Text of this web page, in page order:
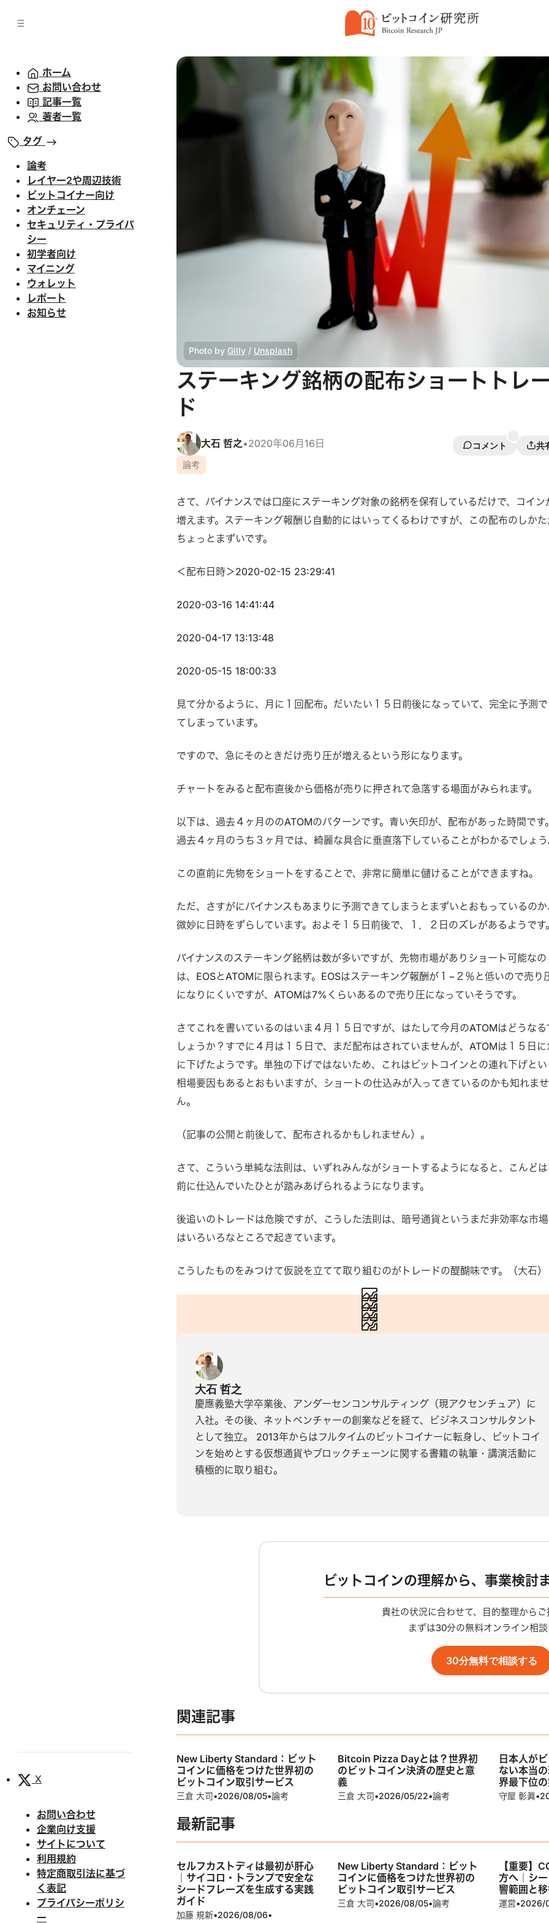
ホーム
お問い合わせ
記事一覧
著者一覧
タグ
論考
レイヤー2や周辺技術
ビットコイナー向け
オンチェーン
セキュリティ・プライバ
シー
初学者向け
マイニング
ウォレット
レポート
お知らせ
X
お問い合わせ
企業向け支援
サイトについて
利用規約
特定商取引法に基づ
く表記
プライバシーポリシ
ー
Photo by Gilly / Unsplash
ステーキング銘柄の配布ショートトレ
ド
大石 哲之 •2020年06月16日 コメント
共
論考
さて、バイナンスでは口座にステーキング対象の銘柄を保有しているだけで、コイン
増えます。ステーキング報酬じ自動的にはいってくるわけですが、この配布のしか
ちょっとまずいです。
＜配布日時＞2020-02-15 23:29:41
2020-03-16 14:41:44
2020-04-17 13:13:48
2020-05-15 18:00:33
見て分かるように、月に１回配布。だいたい１５日前後になっていて、完全に予測
てしまっています。
ですので、急にそのときだけ売り圧が増えるという形になります。
チャートをみると配布直後から価格が売りに押されて急落する場面がみられます。
以下は、過去４ヶ月ののATOMのパターンです。青い矢印が、配布があった時間です
過去４ヶ月のうち３ヶ月では、綺麗な具合に垂直落下していることがわかるでしょ
この直前に先物をショートをすることで、非常に簡単に儲けることができますね。
ただ、さすがにバイナンスもあまりに予測できてしまうとまずいとおもっているの
微妙に日時をずらしています。およそ１５日前後で、１，２日のズレがあるようです
バイナンスのステーキング銘柄は数が多いですが、先物市場がありショート可能なの
は、EOSとATOMに限られます。EOSはステーキング報酬が１−２％と低いので売り
になりにくいですが、ATOMは7%くらいあるので売り圧になっていそうです。
さてこれを書いているのはいま４月１５日ですが、はたして今月のATOMはどうなる
しょうか？すでに４月は１５日で、まだ配布はされていませんが、ATOMは１５日に
に下げたようです。単独の下げではないため、これはビットコインとの連れ下げと
相場要因もあるとおもいますが、ショートの仕込みが入ってきているのかも知れませ
ん。
（記事の公開と前後して、配布されるかもしれません）。
さて、こういう単純な法則は、いずれみんながショートするようになると、こんど
前に仕込んでいたひとが踏みあげられるようになります。
後追いのトレードは危険ですが、こうした法則は、暗号通貨というまだ非効率な市
はいろいろなところで起きています。
こうしたものをみつけて仮説を立てて取り組むのがトレードの醍醐味です。（大石）
大石 哲之
慶應義塾大学卒業後、アンダーセンコンサルティング（現アクセンチュア）に
入社。その後、ネットベンチャーの創業などを経て、ビジネスコンサルタント
として独立。 2013年からはフルタイムのビットコイナーに転身し、ビットコイ
ンを始めとする仮想通貨やブロックチェーンに関する書籍の執筆・講演活動に
積極的に取り組む。
ビットコインの理解から、事業検討
貴社の状況に合わせて、目的整理から
まずは30分の無料オンライン相
30分無料で相談する
関連記事
New Liberty Standard：ビット
コインに価格をつけた世界初の
ビットコイン取引サービス
三倉 大司•2026/08/05•論考
Bitcoin Pizza Dayとは？世界初
のビットコイン決済の歴史と意
義
三倉 大司•2026/05/22•論考
日本人が
ない本当
界最下位
守屋 彰眞•
最新記事
セルフカストディは最初が肝心
｜サイコロ・トランプで安全な
シードフレーズを生成する実践
ガイド
加藤 規新•2026/08/06•
New Liberty Standard：ビット
コインに価格をつけた世界初の
ビットコイン取引サービス
三倉 大司•2026/08/05•論考
【重要】
方へ｜シ
響範囲と
運営•2026/